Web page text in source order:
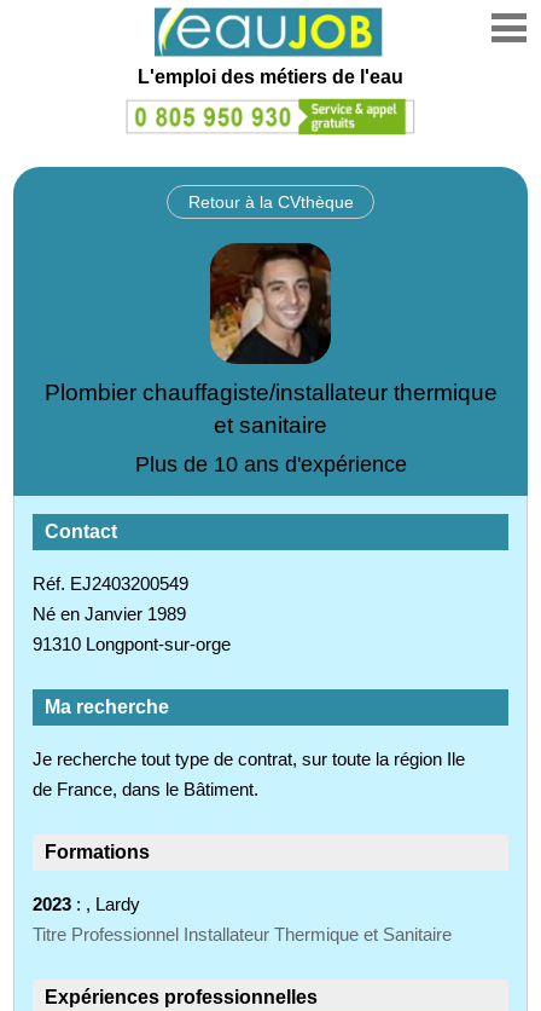
L'emploi des métiers de l'eau
Retour à la CVthèque
Plombier chauffagiste/installateur thermique
et sanitaire
Plus de 10 ans d'expérience
Contact
Réf. EJ2403200549
Né en Janvier 1989
91310 Longpont-sur-orge
Ma recherche
Je recherche tout type de contrat, sur toute la région Ile
de France, dans le Bâtiment.
Formations
2023 : , Lardy
Titre Professionnel Installateur Thermique et Sanitaire
Expériences professionnelles